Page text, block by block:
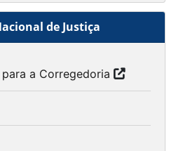
de Justiça
a Corregedoria